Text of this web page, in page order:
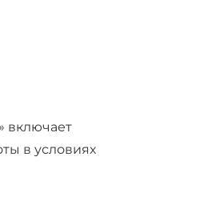
включает
в условиях